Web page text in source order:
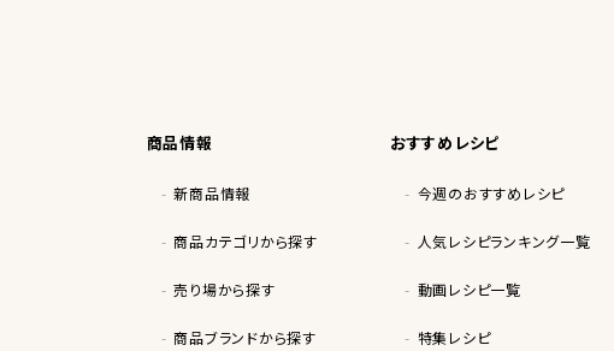
商品情報
新商品情報
商品カテゴリから探す
売り場から探す
商品ブランドから探す
おすすめレシピ
今週のおすすめレシピ
人気レシピランキング一覧
動画レシピ一覧
特集レシピ